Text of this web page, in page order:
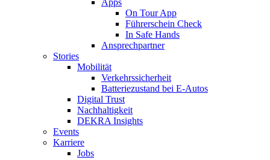
On Tour App
Führerschein Check
In Safe Hands
Ansprechpartner
Stories
Mobilität
Verkehrssicherheit
Batteriezustand bei E-Autos
Digital Trust
Nachhaltigkeit
DEKRA Insights
Events
Karriere
Jobs